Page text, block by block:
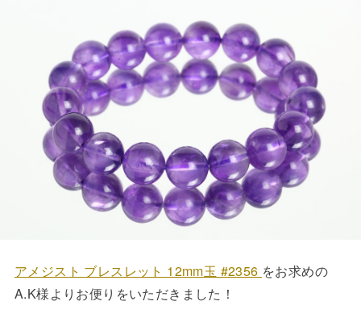
アメジスト ブレスレット 12mm玉 #2356 をお求めの
A.K様よりお便りをいただきました！